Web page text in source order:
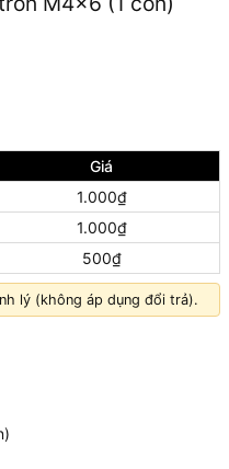
Giá
1.000₫
1.000₫
500₫
lý (không áp dụng đổi trả).